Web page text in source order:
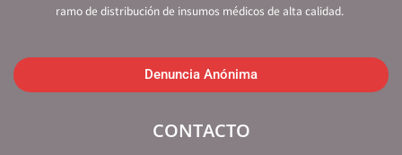
ramo de distribución de insumos médicos de alta calidad.
Denuncia Anónima
CONTACTO